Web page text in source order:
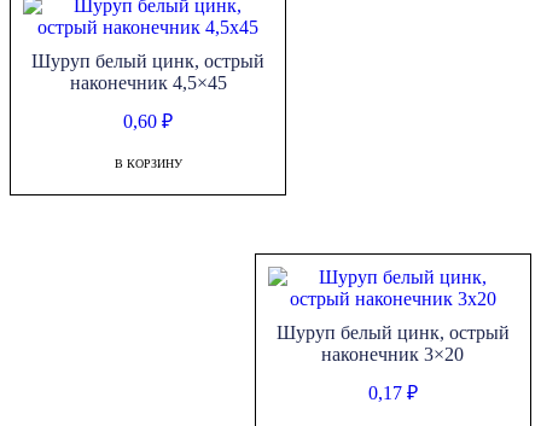
Шуруп белый цинк, острый
наконечник 4,5×45
0,60₽
В КОРЗИНУ
Шуруп белый цинк, острый
наконечник 3×20
0,17 ₽